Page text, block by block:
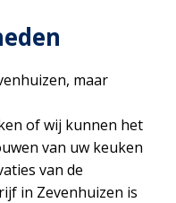
maar
of wij kunnen het
van uw keuken
van de
in Zevenhuizen is